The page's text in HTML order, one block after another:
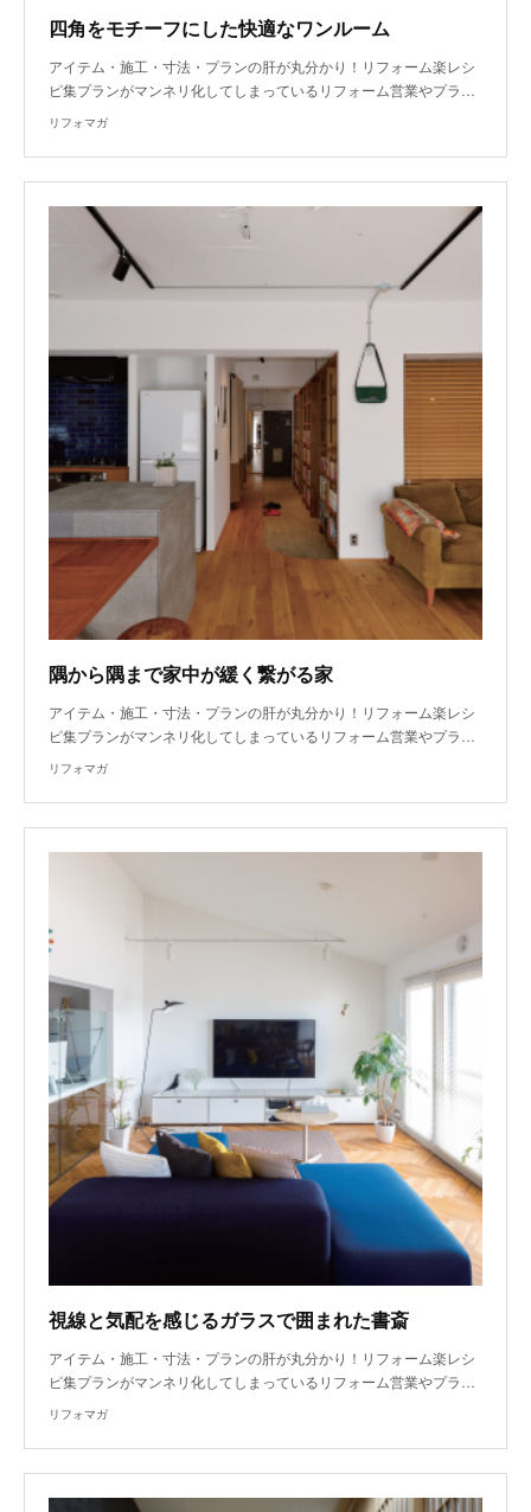
四角をモチーフにした快適なワンルーム
アイテム・施工・寸法・プランの肝が丸分かり！リフォーム楽レシ
ピ集プランがマンネリ化してしまっているリフォーム営業やプラ…
リフォマガ
隅から隅まで家中が緩く繋がる家
アイテム・施工・寸法・プランの肝が丸分かり！リフォーム楽レシ
ピ集プランがマンネリ化してしまっているリフォーム営業やプラ…
リフォマガ
視線と気配を感じるガラスで囲まれた書斎
アイテム・施工・寸法・プランの肝が丸分かり！リフォーム楽レシ
ピ集プランがマンネリ化してしまっているリフォーム営業やプラ…
リフォマガ